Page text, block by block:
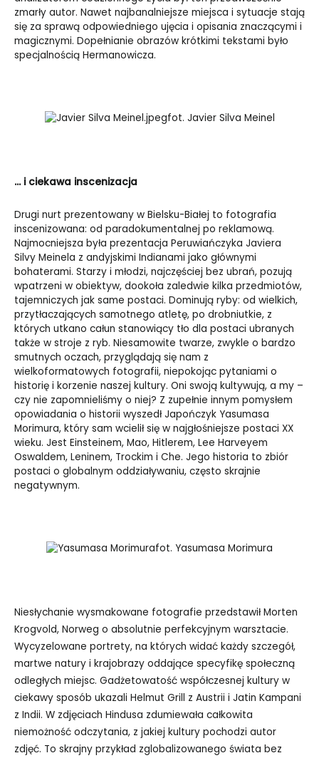
zmarły autor. Nawet najbanalniejsze miejsca i sytuacje stają
się za sprawą odpowiedniego ujęcia i opisania znaczącymi i
magicznymi. Dopełnianie obrazów krótkimi tekstami było
specjalnością Hermanowicza.
fot. Javier Silva Meinel
… i ciekawa inscenizacja
Drugi nurt prezentowany w Bielsku-Białej to fotografia
inscenizowana: od paradokumentalnej po reklamową.
Najmocniejsza była prezentacja Peruwiańczyka Javiera
Silvy Meinela z andyjskimi Indianami jako głównymi
bohaterami. Starzy i młodzi, najczęściej bez ubrań, pozują
wpatrzeni w obiektyw, dookoła zaledwie kilka przedmiotów,
tajemniczych jak same postaci. Dominują ryby: od wielkich,
przytłaczających samotnego atletę, po drobniutkie, z
których utkano całun stanowiący tło dla postaci ubranych
także w stroje z ryb. Niesamowite twarze, zwykle o bardzo
smutnych oczach, przyglądają się nam z
wielkoformatowych fotografii, niepokojąc pytaniami o
historię i korzenie naszej kultury. Oni swoją kultywują, a my –
czy nie zapomnieliśmy o niej? Z zupełnie innym pomysłem
opowiadania o historii wyszedł Japończyk Yasumasa
Morimura, który sam wcielił się w najgłośniejsze postaci XX
wieku. Jest Einsteinem, Mao, Hitlerem, Lee Harveyem
Oswaldem, Leninem, Trockim i Che. Jego historia to zbiór
postaci o globalnym oddziaływaniu, często skrajnie
negatywnym.
fot. Yasumasa Morimura
Niesłychanie wysmakowane fotografie przedstawił Morten
Krogvold, Norweg o absolutnie perfekcyjnym warsztacie.
Wycyzelowane portrety, na których widać każdy szczegół,
martwe natury i krajobrazy oddające specyfikę społeczną
odległych miejsc. Gadżetowatość współczesnej kultury w
ciekawy sposób ukazali Helmut Grill z Austrii i Jatin Kampani
z Indii. W zdjęciach Hindusa zdumiewała całkowita
niemożność odczytania, z jakiej kultury pochodzi autor
zdjęć. To skrajny przykład zglobalizowanego świata bez